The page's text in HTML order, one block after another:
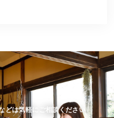
どは気軽にご相談ください